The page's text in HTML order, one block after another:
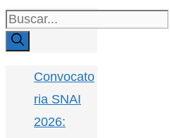
Buscar:
Convocato
ria SNAI
2026: